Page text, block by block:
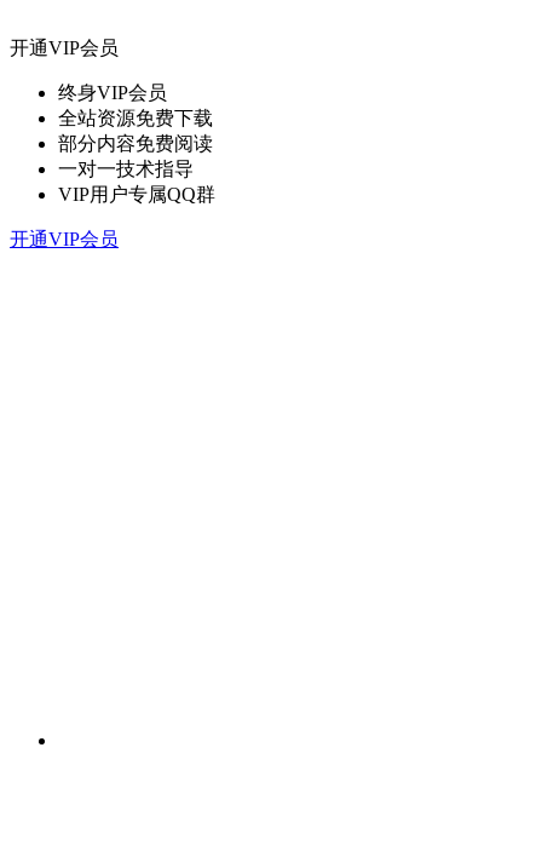
开通VIP会员
终身VIP会员
全站资源免费下载
部分内容免费阅读
一对一技术指导
VIP用户专属QQ群
开通VIP会员